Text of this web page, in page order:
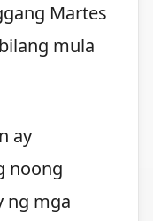
Martes
mula
ay
noong
ng mga